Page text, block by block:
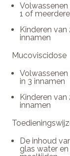
Volwassenen
1 of
Kinderen
innamen
Mucoviscidose
Volwassenen
in 3 innamen
Kinderen
innamen
De inhoud
glas water